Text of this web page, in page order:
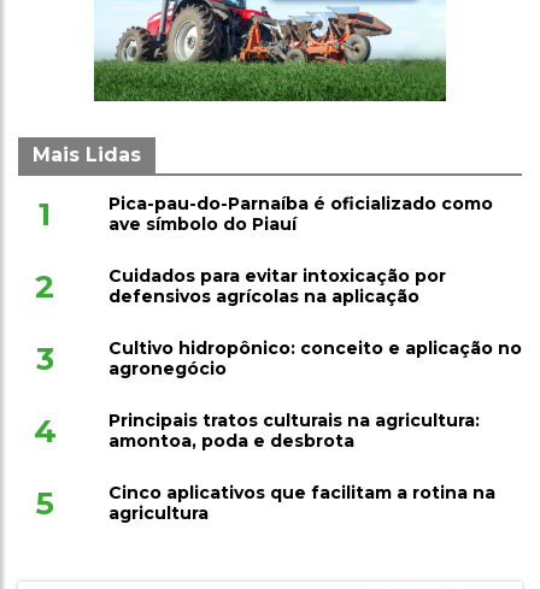
Mais Lidas
1
Pica-pau-do-Parnaíba é oficializado como
ave símbolo do Piauí
2
Cuidados para evitar intoxicação por
defensivos agrícolas na aplicação
3
Cultivo hidropônico: conceito e aplicação no
agronegócio
4
Principais tratos culturais na agricultura:
amontoa, poda e desbrota
5
Cinco aplicativos que facilitam a rotina na
agricultura